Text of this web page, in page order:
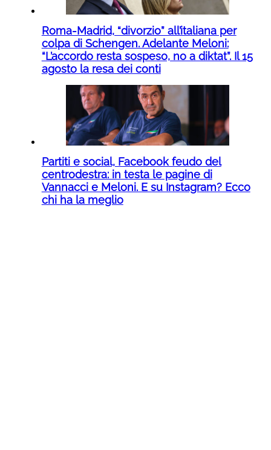
Roma-Madrid, “divorzio” all’italiana per
colpa di Schengen. Adelante Meloni:
“L’accordo resta sospeso, no a diktat”. Il 15
agosto la resa dei conti
Partiti e social, Facebook feudo del
centrodestra: in testa le pagine di
Vannacci e Meloni. E su Instagram? Ecco
chi ha la meglio